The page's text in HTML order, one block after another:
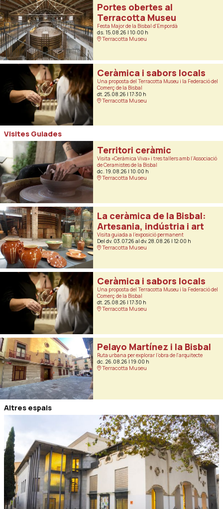
Portes obertes al
Terracotta Museu
Festa Major de la Bisbal d'Empordà
ds. 15.08.26 | 10:00 h
Terracotta Museu
Ceràmica i sabors locals
Una proposta del Terracotta Museu i la Federació del
Comerç de la Bisbal
dt. 25.08.26 | 17:30 h
Terracotta Museu
Visites Guiades
Territori ceràmic
Visita «Ceràmica Viva» i tres tallers amb l’Associació
de Ceramistes de la Bisbal
dc. 19.08.26 | 10:00 h
Terracotta Museu
La ceràmica de la Bisbal:
Artesania, indústria i art
Visita guiada a l’exposició permanent
Del dv. 03.07.26 al dv. 28.08.26 | 12:00 h
Terracotta Museu
Ceràmica i sabors locals
Una proposta del Terracotta Museu i la Federació del
Comerç de la Bisbal
dt. 25.08.26 | 17:30 h
Terracotta Museu
Pelayo Martínez i la Bisbal
Ruta urbana per explorar l’obra de l'arquitecte
dc. 26.08.26 | 19:00 h
Terracotta Museu
Altres espais